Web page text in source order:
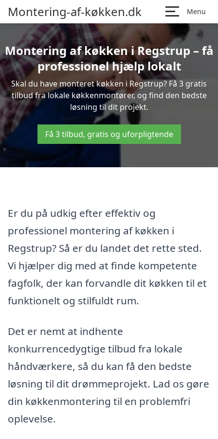
Montering-af-køkken.dk Menu
Montering af køkken i Regstrup – få
professionel hjælp lokalt
Skal du have monteret køkken i Regstrup? Få 3 gratis
tilbud fra lokale køkkenmontører, og find den bedste
løsning til dit projekt.
Få 3 tilbud, gratis og uforpligtende
Er du på udkig efter effektiv og
professionel montering af køkken i
Regstrup? Så er du landet det rette sted.
Vi hjælper dig med at finde kompetente
fagfolk, der kan forvandle dit køkken til et
funktionelt og stilfuldt rum.
Det er nemt at indhente
konkurrencedygtige tilbud fra lokale
håndværkere, så du kan få den bedste
løsning til dit drømmeprojekt. Lad os gøre
din køkkenmontering til en problemfri
oplevelse.